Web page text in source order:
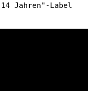
Jahren"-Label